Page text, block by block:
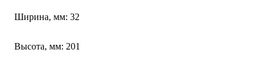
Ширина, мм: 32
Высота, мм: 201